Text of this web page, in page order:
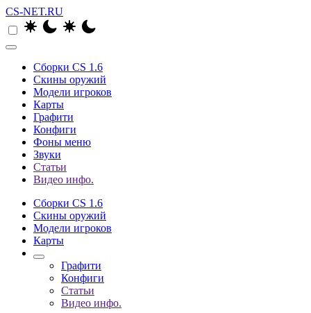
CS-NET.RU
Сборки CS 1.6
Скины оружий
Модели игроков
Карты
Графити
Конфиги
Фоны меню
Звуки
Статьи
Видео инфо.
Сборки CS 1.6
Скины оружий
Модели игроков
Карты
Графити
Конфиги
Статьи
Видео инфо.